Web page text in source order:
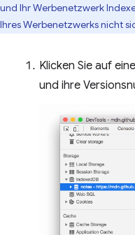
und Ihr Werbenetzwerk
Ihres Werbenetzwerks nicht
Klicken Sie auf
und ihre